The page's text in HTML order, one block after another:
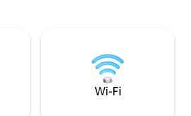
>Quitinete
>14 km da
(via rota de
ferroviária de
resort. Sem
canto do calau
sob a Via Láctea
completamente
Wi-Fi